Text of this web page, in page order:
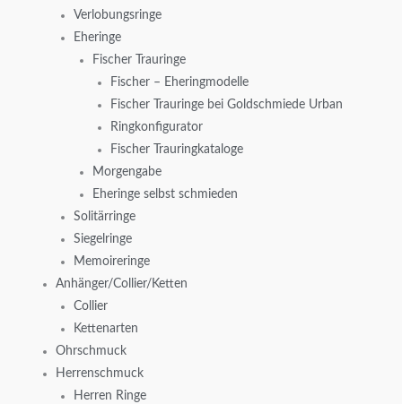
Verlobungsringe
Eheringe
Fischer Trauringe
Fischer – Eheringmodelle
Fischer Trauringe bei Goldschmiede Urban
Ringkonfigurator
Fischer Trauringkataloge
Morgengabe
Eheringe selbst schmieden
Solitärringe
Siegelringe
Memoireringe
Anhänger/Collier/Ketten
Collier
Kettenarten
Ohrschmuck
Herrenschmuck
Herren Ringe